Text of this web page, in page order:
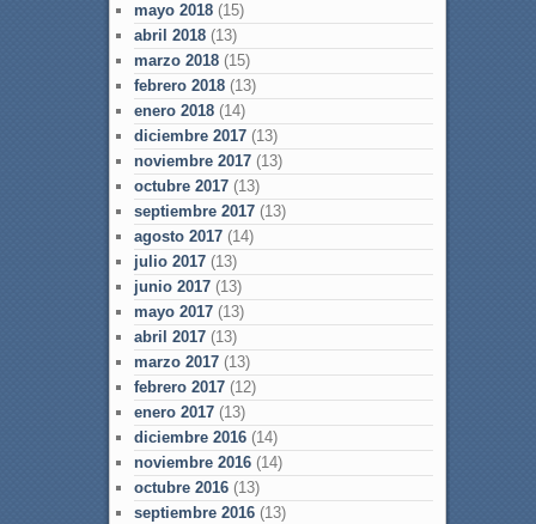
mayo 2018(15)
abril 2018(13)
marzo 2018(15)
febrero 2018(13)
enero 2018(14)
diciembre 2017(13)
noviembre 2017(13)
octubre 2017(13)
septiembre 2017(13)
agosto 2017(14)
julio 2017(13)
junio 2017(13)
mayo 2017(13)
abril 2017(13)
marzo 2017(13)
febrero 2017(12)
enero 2017(13)
diciembre 2016(14)
noviembre 2016(14)
octubre 2016(13)
septiembre 2016(13)